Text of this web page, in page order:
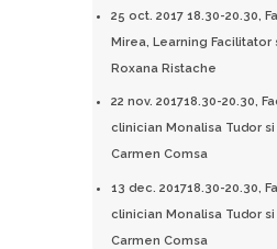
25 oct. 2017 18.30-20.30,
Mirea, Learning Facilitator
Roxana Ristache
22 nov. 201718.30-20.30,
clinician Monalisa Tudor
Carmen Comsa
13 dec. 201718.30-20.30,
clinician Monalisa Tudor
Carmen Comsa